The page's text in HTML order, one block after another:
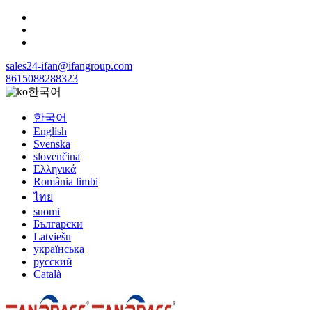
sales24-ifan@ifangroup.com
8615088288323
한국어
한국어
English
Svenska
slovenčina
Ελληνικά
România limbi
ไทย
suomi
Български
Latviešu
українська
русский
Català